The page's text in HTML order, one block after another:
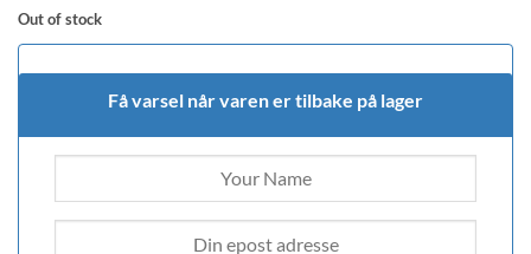
Out of stock
Få varsel når varen er tilbake på lager